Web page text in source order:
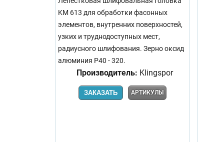
KM 613 для обработки фасонных
элементов, внутренних поверхностей,
узких и труднодоступных мест,
радиусного шлифования. Зерно оксид
алюминия Р40 - 320.
Производитель: Klingspor
ЗАКАЗАТЬ АРТИКУЛЫ